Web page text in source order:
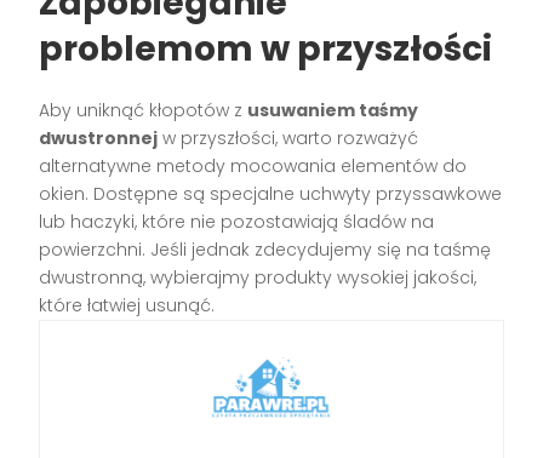
problemom w przyszłości
Aby uniknąć kłopotów z usuwaniem taśmy
dwustronnej w przyszłości, warto rozważyć
alternatywne metody mocowania elementów do
okien. Dostępne są specjalne uchwyty przyssawkowe
lub haczyki, które nie pozostawiają śladów na
powierzchni. Jeśli jednak zdecydujemy się na taśmę
dwustronną, wybierajmy produkty wysokiej jakości,
które łatwiej usunąć.